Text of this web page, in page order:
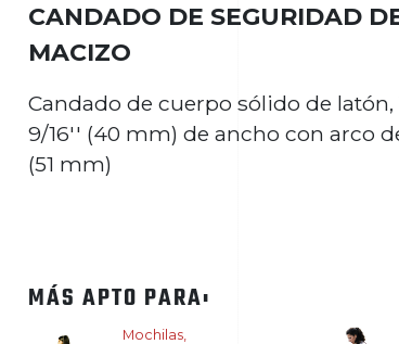
CANDADO DE SEGURIDAD
MACIZO
Candado de cuerpo sólido de latón,
9/16'' (40 mm) de ancho con arco
(51 mm)
MÁS APTO PARA:
Mochilas,